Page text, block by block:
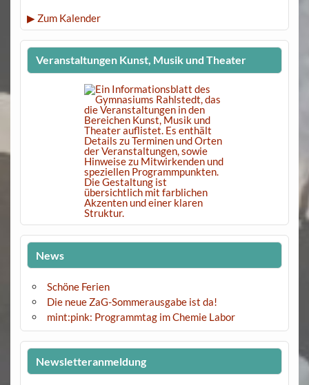
▶ Zum Kalender
Veranstaltungen Kunst, Musik und Theater
News
Schöne Ferien
Die neue ZaG-Sommerausgabe ist da!
mint:pink: Programmtag im Chemie Labor
Newsletteranmeldung